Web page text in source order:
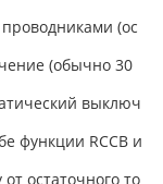
(ос
(обычно 30
выключ
функции RCCB и
остаточного то